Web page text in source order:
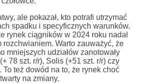
ale pokazał, kto potrafi utrzymać
spadku i specyficznych warunków.
rynek ciągników w 2024 roku nadal
rozchwianiem. Warto zauważyć, że
mniejszych udziałów zanotowały
78 szt. r/r), Solis (+51 szt. r/r) czy
To też dowód na to, że rynek choć
na zmiany.